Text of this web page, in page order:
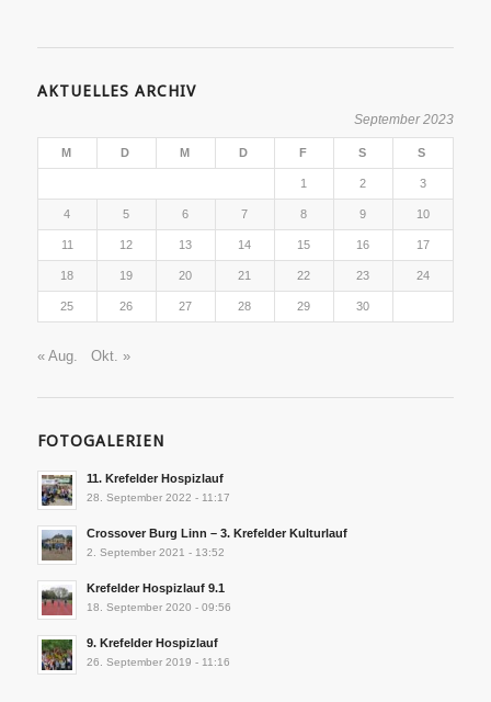
AKTUELLES ARCHIV
September 2023
M D M D F S S
1 2 3
4 5 6 7 8 9 10
11 12 13 14 15 16 17
18 19 20 21 22 23 24
25 26 27 28 29 30
« Aug. Okt. »
FOTOGALERIEN
11. Krefelder Hospizlauf
28. September 2022 - 11:17
Crossover Burg Linn – 3. Krefelder Kulturlauf
2. September 2021 - 13:52
Krefelder Hospizlauf 9.1
18. September 2020 - 09:56
9. Krefelder Hospizlauf
26. September 2019 - 11:16